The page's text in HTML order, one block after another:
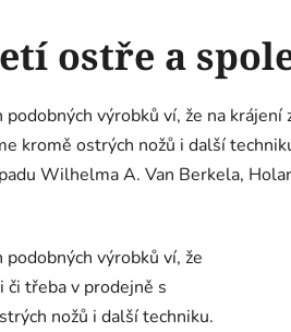
ostře a
výrobků ví, že na
kromě ostrých nožů i další
Wilhelma A. Van Berkela,
výrobků ví, že
či třeba v prodejně s
nožů i další techniku.